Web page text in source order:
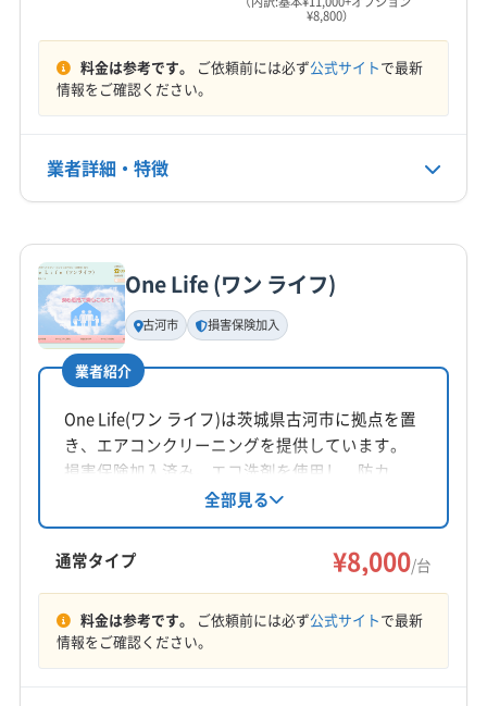
(埼玉県) 比企郡川島町
(埼玉県) 比企郡鳩山町
(埼玉県) 比企郡嵐山町
(埼玉県) 北足立郡伊奈町
(群馬県) 邑楽郡千代田町
(群馬県) 邑楽郡板倉町
(群馬県) 邑楽郡明和町
(群馬県) 邑楽郡邑楽町
(茨城県) 猿島郡境町
(茨城県) 猿島郡五霞町
(茨城県) 久慈郡大子町
定休日
年中無休
080-7026-0113
¥8,800）
料金は参考です。 ご依頼前には必ず公式サイトで最新
情報をご確認ください。
業者詳細・特徴
基本情報
代表者名
渡邉利昌
所在地
栃木県宇都宮市新町2丁目9-7
対応地域
さくら市 宇都宮市
塩谷郡塩谷町
塩谷郡高根沢町
下都賀郡壬生町
河内郡上三川町
もっと見る
営業時間
One Life (ワン ライフ)
古河市 損害保険加入
業者紹介
One Life(ワン ライフ)は茨城県古河市に拠点を置
き、エアコンクリーニングを提供しています。
損害保険加入済み。エコ洗剤を使用し、防カ
ビ・抗菌コーティングも実施しています。9時～
18時まで年中無休で営業し、時間外の相談も可
能です。複数台割引や室外機洗浄などのオプシ
ョンも用意。丁寧な作業で快適な空間を提供し
ています。
全部見る
通常タイプ ¥8,000/台
料金は参考です。 ご依頼前には必ず公式サイトで最新
情報をご確認ください。